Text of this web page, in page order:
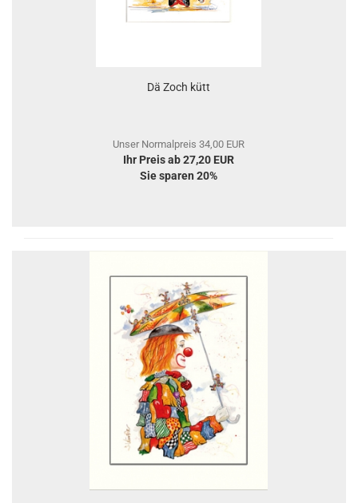
Dä Zoch kütt
Unser Normalpreis 34,00 EUR
Ihr Preis ab 27,20 EUR
Sie sparen 20%